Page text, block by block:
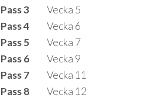
Pass 3
Vecka 5
Pass 4
Vecka 6
Pass 5
Vecka 7
Pass 6
Vecka 9
Pass 7
Vecka 11
Pass 8
Vecka 12